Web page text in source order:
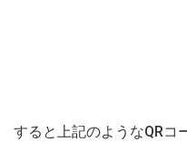
すると上記のようなQRコ